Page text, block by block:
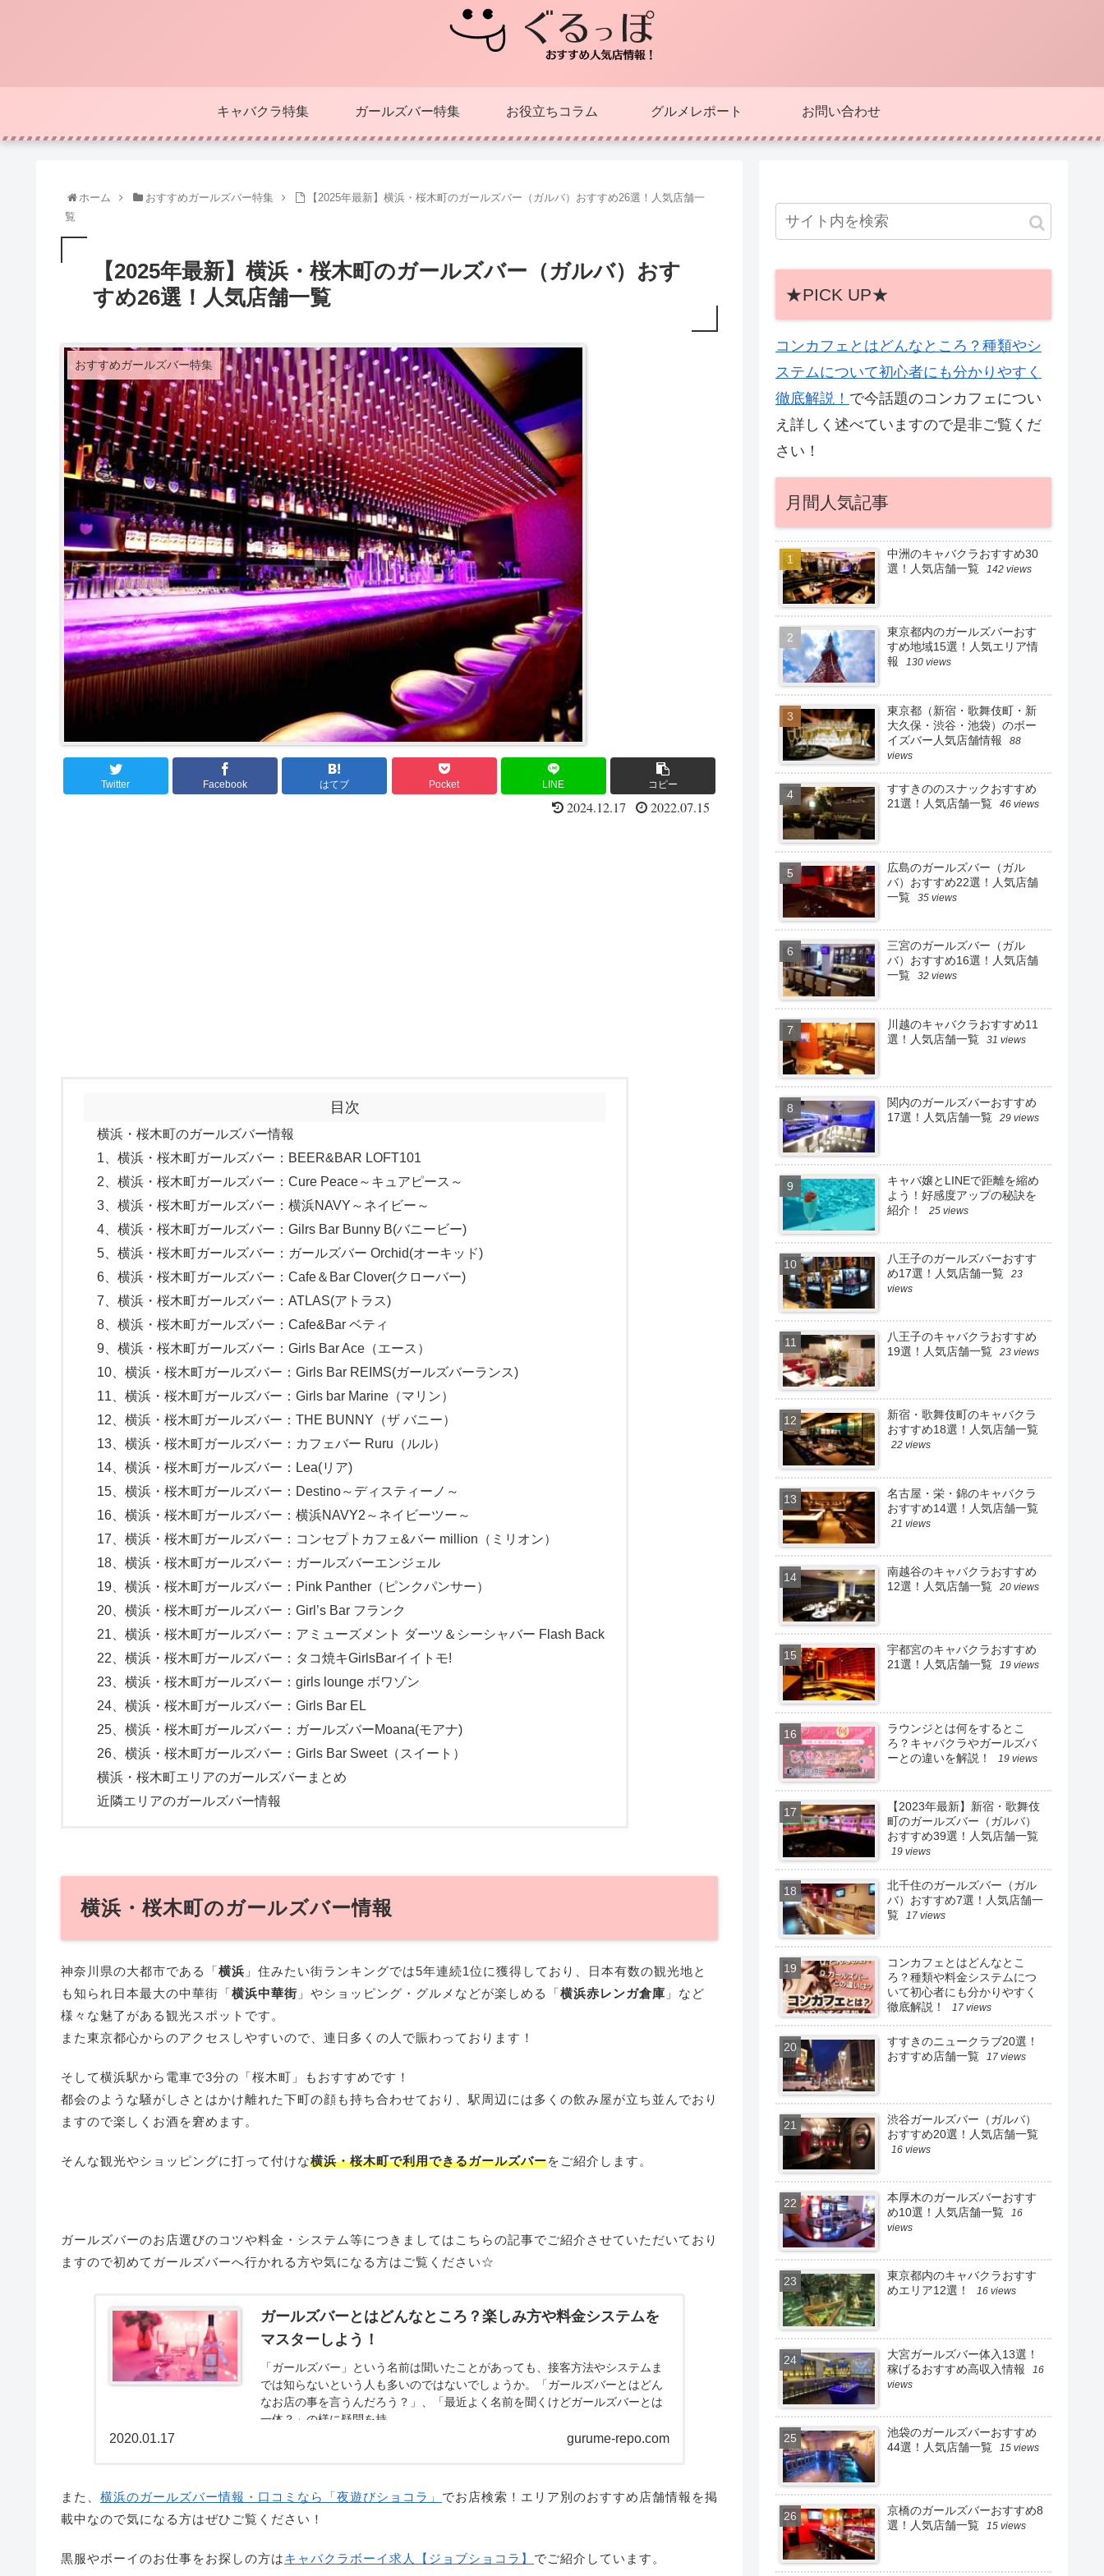
キャバクラ特集 ガールズバー特集 お役立ちコラム グルメレポート お問い合わせ
ホーム おすすめガールズバー特集
【2025年最新】横浜・桜木町のガールズバー（ガルバ）おすすめ26選！人気店舗一
覧
【2025年最新】横浜・桜木町のガールズバー（ガルバ）おす
すめ26選！人気店舗一覧
おすすめガールズバー特集
Twitter Facebook はてブ Pocket LINE コピー
2024.12.17 2022.07.15
目次
横浜・桜木町のガールズバー情報
1、横浜・桜木町ガールズバー：BEER&BAR LOFT101
2、横浜・桜木町ガールズバー：Cure Peace～キュアピース～
3、横浜・桜木町ガールズバー：横浜NAVY～ネイビー～
4、横浜・桜木町ガールズバー：Gilrs Bar Bunny B(バニービー)
5、横浜・桜木町ガールズバー：ガールズバー Orchid(オーキッド)
6、横浜・桜木町ガールズバー：Cafe＆Bar Clover(クローバー)
7、横浜・桜木町ガールズバー：ATLAS(アトラス)
8、横浜・桜木町ガールズバー：Cafe&Bar ベティ
9、横浜・桜木町ガールズバー：Girls Bar Ace（エース）
10、横浜・桜木町ガールズバー：Girls Bar REIMS(ガールズバーランス)
11、横浜・桜木町ガールズバー：Girls bar Marine（マリン）
12、横浜・桜木町ガールズバー：THE BUNNY（ザ バニー）
13、横浜・桜木町ガールズバー：カフェバー Ruru（ルル）
14、横浜・桜木町ガールズバー：Lea(リア)
15、横浜・桜木町ガールズバー：Destino～ディスティーノ～
16、横浜・桜木町ガールズバー：横浜NAVY2～ネイビーツー～
17、横浜・桜木町ガールズバー：コンセプトカフェ&バー million（ミリオン）
18、横浜・桜木町ガールズバー：ガールズバーエンジェル
19、横浜・桜木町ガールズバー：Pink Panther（ピンクパンサー）
20、横浜・桜木町ガールズバー：Girl’s Bar フランク
21、横浜・桜木町ガールズバー：アミューズメント ダーツ＆シーシャバー Flash Back
22、横浜・桜木町ガールズバー：タコ焼キGirlsBarイイトモ!
23、横浜・桜木町ガールズバー：girls lounge ボワゾン
24、横浜・桜木町ガールズバー：Girls Bar EL
25、横浜・桜木町ガールズバー：ガールズバーMoana(モアナ)
26、横浜・桜木町ガールズバー：Girls Bar Sweet（スイート）
横浜・桜木町エリアのガールズバーまとめ
近隣エリアのガールズバー情報
横浜・桜木町のガールズバー情報
神奈川県の大都市である「横浜 」住みたい街ランキングでは5年連続1位に獲得しており、日本有数の観光地と
も知られ日本最大の中華街「横浜中華街 」やショッピング・グルメなどが楽しめる「横浜赤レンガ倉庫 」など
様々な魅了がある観光スポットです。
また東京都心からのアクセスしやすいので、連日多くの人で賑わっております！
そして横浜駅から電車で3分の「桜木町」もおすすめです！
都会のような騒がしさとはかけ離れた下町の顔も持ち合わせており、駅周辺には多くの飲み屋が立ち並んでおり
ますので楽しくお酒を窘めます。
そんな観光やショッピングに打って付けな横浜・桜木町で利用できるガールズバーをご紹介します。
ガールズバーのお店選びのコツや料金・システム等につきましてはこちらの記事でご紹介させていただいており
ますので初めてガールズバーへ行かれる方や気になる方はご覧ください☆
ガールズバーとはどんなところ？楽しみ方や料金システムを
マスターしよう！
「ガールズバー」という名前は聞いたことがあっても、接客方法やシステムま
では知らないという人も多いのではないでしょうか。「ガールズバーとはどん
なお店の事を言うんだろう？」、「最近よく名前を聞くけどガールズバーとは
一体？」の様に疑問を持...
gurume-repo.com
2020.01.17
また、 横浜のガールズバー情報・口コミなら「夜遊びショコラ」 でお店検索！エリア別のおすすめ店舗情報を掲
載中なので気になる方はぜひご覧ください！
黒服やボーイのお仕事をお探しの方はキャバクラボーイ求人【ジョブショコラ】 でご紹介しています。
★PICK UP★
コンカフェとはどんなところ？種類やシ
ステムについて初心者にも分かりやすく
徹底解説！ で今話題のコンカフェについ
え詳しく述べていますので是非ご覧くだ
さい！
月間人気記事
中洲のキャバクラおすすめ30
選！人気店舗一覧
142 views
東京都内のガールズバーおす
すめ地域15選！人気エリア情
報
130 views
東京都（新宿・歌舞伎町・新
大久保・渋谷・池袋）のボー
イズバー人気店舗情報
88
views
すすきののスナックおすすめ
21選！人気店舗一覧
46 views
広島のガールズバー（ガル
バ）おすすめ22選！人気店舗
一覧
35 views
三宮のガールズバー（ガル
バ）おすすめ16選！人気店舗
一覧
32 views
川越のキャバクラおすすめ11
選！人気店舗一覧
31 views
関内のガールズバーおすすめ
17選！人気店舗一覧
29 views
キャバ嬢とLINEで距離を縮め
よう！好感度アップの秘訣を
紹介！
25 views
八王子のガールズバーおすす
め17選！人気店舗一覧
23
views
八王子のキャバクラおすすめ
19選！人気店舗一覧
23 views
新宿・歌舞伎町のキャバクラ
おすすめ18選！人気店舗一覧
22 views
名古屋・栄・錦のキャバクラ
おすすめ14選！人気店舗一覧
21 views
南越谷のキャバクラおすすめ
12選！人気店舗一覧
20 views
宇都宮のキャバクラおすすめ
21選！人気店舗一覧
19 views
ラウンジとは何をするとこ
ろ？キャバクラやガールズバ
ーとの違いを解説！
19 views
【2023年最新】新宿・歌舞伎
町のガールズバー（ガルバ）
おすすめ39選！人気店舗一覧
19 views
北千住のガールズバー（ガル
バ）おすすめ7選！人気店舗一
覧
17 views
コンカフェとはどんなとこ
ろ？種類や料金システムにつ
いて初心者にも分かりやすく
徹底解説！
17 views
すすきのニュークラブ20選！
おすすめ店舗一覧
17 views
渋谷ガールズバー（ガルバ）
おすすめ20選！人気店舗一覧
16 views
本厚木のガールズバーおすす
め10選！人気店舗一覧
16
views
東京都内のキャバクラおすす
めエリア12選！
16 views
大宮ガールズバー体入13選！
稼げるおすすめ高収入情報
16
views
池袋のガールズバーおすすめ
44選！人気店舗一覧
15 views
京橋のガールズバーおすすめ8
選！人気店舗一覧
15 views